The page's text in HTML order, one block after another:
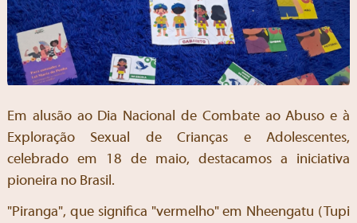
Em alusão ao Dia Nacional de Combate ao Abuso e à
Exploração Sexual de Crianças e Adolescentes,
celebrado em 18 de maio, destacamos a iniciativa
pioneira no Brasil.
"Piranga", que significa "vermelho" em Nheengatu (Tupi